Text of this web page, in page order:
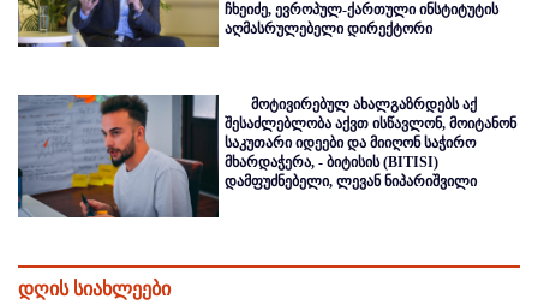
ჩხეიძე, ევროპულ-ქართული ინსტიტუტის
აღმასრულებელი დირექტორი
მოტივირებულ ახალგაზრდებს აქ
შესაძლებლობა აქვთ ისწავლონ, მოიტანონ
საკუთარი იდეები და მიიღონ საჭირო
მხარდაჭერა, - ბიტისის (BITISI)
დამფუძნებელი, ლევან ნიპარიშვილი
დღის სიახლეები